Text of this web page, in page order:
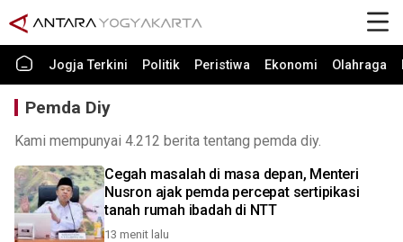
Jogja Terkini Politik Peristiwa Ekonomi Olahraga
Pemda Diy
Kami mempunyai 4.212 berita tentang pemda diy.
Cegah masalah di masa depan, Menteri
Nusron ajak pemda percepat sertipikasi
tanah rumah ibadah di NTT
13 menit lalu